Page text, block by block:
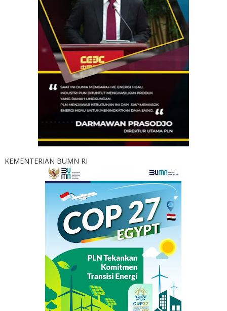
KEMENTERIAN BUMN RI